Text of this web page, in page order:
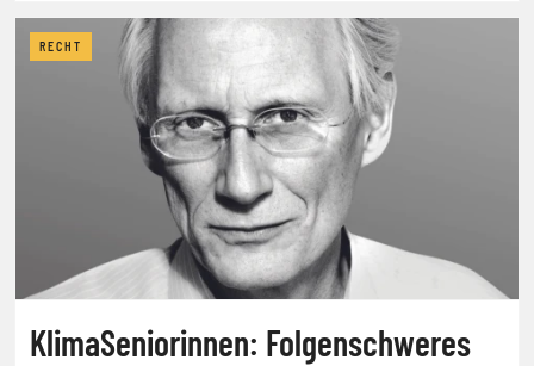
RECHT
KlimaSeniorinnen: Folgenschweres